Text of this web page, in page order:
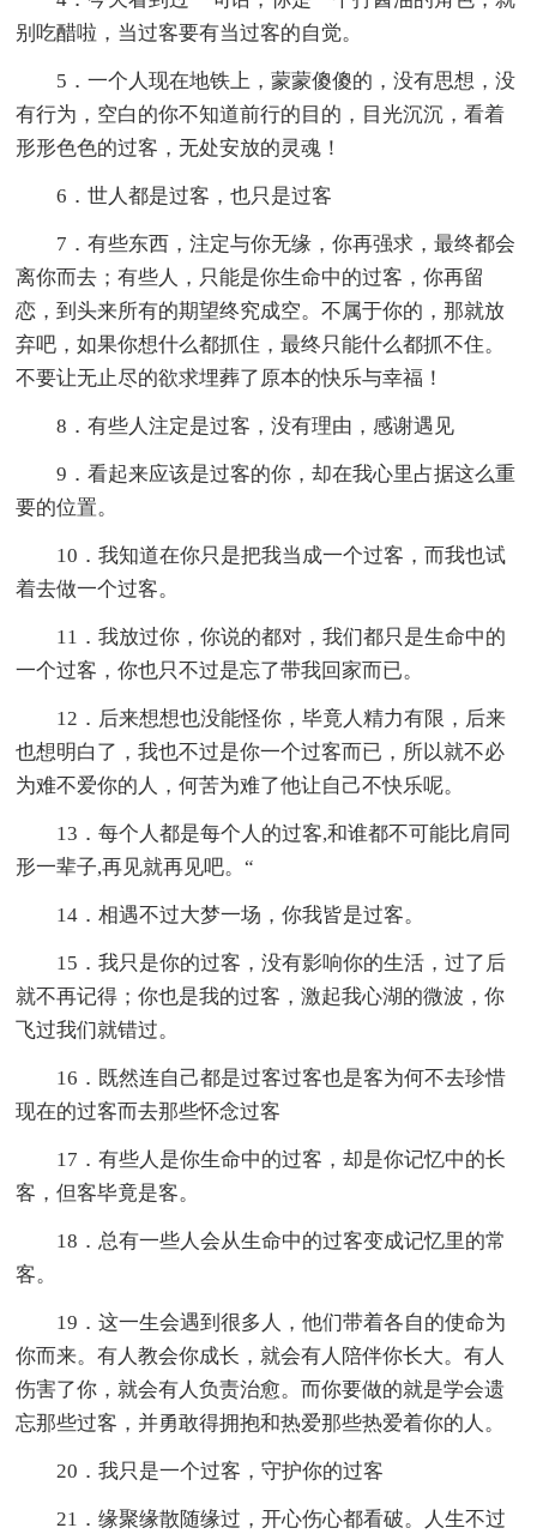
别吃醋啦，当过客要有当过客的自觉。
5．一个人现在地铁上，蒙蒙傻傻的，没有思想，没
有行为，空白的你不知道前行的目的，目光沉沉，看着
形形色色的过客，无处安放的灵魂！
6．世人都是过客，也只是过客
7．有些东西，注定与你无缘，你再强求，最终都会
离你而去；有些人，只能是你生命中的过客，你再留
恋，到头来所有的期望终究成空。不属于你的，那就放
弃吧，如果你想什么都抓住，最终只能什么都抓不住。
不要让无止尽的欲求埋葬了原本的快乐与幸福！
8．有些人注定是过客，没有理由，感谢遇见
9．看起来应该是过客的你，却在我心里占据这么重
要的位置。
10．我知道在你只是把我当成一个过客，而我也试
着去做一个过客。
11．我放过你，你说的都对，我们都只是生命中的
一个过客，你也只不过是忘了带我回家而已。
12．后来想想也没能怪你，毕竟人精力有限，后来
也想明白了，我也不过是你一个过客而已，所以就不必
为难不爱你的人，何苦为难了他让自己不快乐呢。
13．每个人都是每个人的过客,和谁都不可能比肩同
形一辈子,再见就再见吧。“
14．相遇不过大梦一场，你我皆是过客。
15．我只是你的过客，没有影响你的生活，过了后
就不再记得；你也是我的过客，激起我心湖的微波，你
飞过我们就错过。
16．既然连自己都是过客过客也是客为何不去珍惜
现在的过客而去那些怀念过客
17．有些人是你生命中的过客，却是你记忆中的长
客，但客毕竟是客。
18．总有一些人会从生命中的过客变成记忆里的常
客。
19．这一生会遇到很多人，他们带着各自的使命为
你而来。有人教会你成长，就会有人陪伴你长大。有人
伤害了你，就会有人负责治愈。而你要做的就是学会遗
忘那些过客，并勇敢得拥抱和热爱那些热爱着你的人。
20．我只是一个过客，守护你的过客
21．缘聚缘散随缘过，开心伤心都看破。人生不过